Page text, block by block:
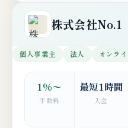
株式会社No.1
個人事業主 法人 オンラ
1%〜
手数料
最短1時間
入金